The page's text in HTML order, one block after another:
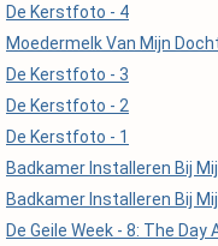
De Kerstfoto - 4
Moedermelk Van Mijn
De Kerstfoto - 3
De Kerstfoto - 2
De Kerstfoto - 1
Badkamer Installeren Bij
De Geile Week - 8: The Day